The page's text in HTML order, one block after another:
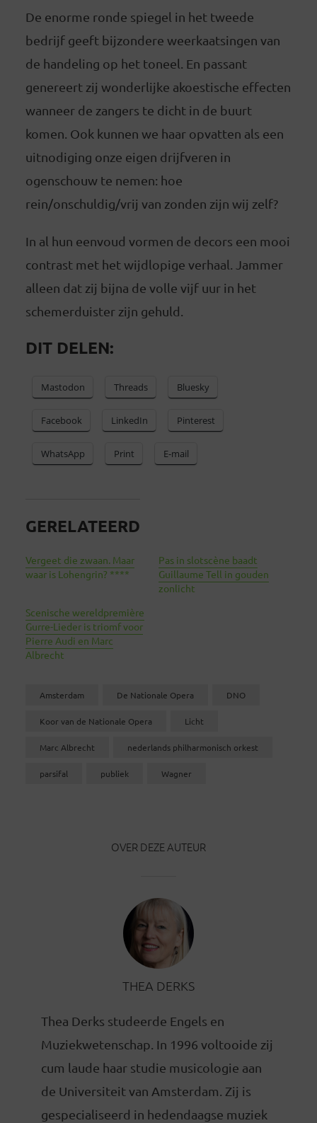
De enorme ronde spiegel in het tweede
bedrijf geeft bijzondere weerkaatsingen van
de handeling op het toneel. En passant
genereert zij wonderlijke akoestische effecten
wanneer de zangers te dicht in de buurt
komen. Ook kunnen we haar opvatten als een
uitnodiging onze eigen drijfveren in
ogenschouw te nemen: hoe
rein/onschuldig/vrij van zonden zijn wij zelf?
In al hun eenvoud vormen de decors een mooi
contrast met het wijdlopige verhaal. Jammer
alleen dat zij bijna de volle vijf uur in het
schemerduister zijn gehuld.
DIT DELEN:
Mastodon Threads Bluesky
Facebook LinkedIn Pinterest
WhatsApp Print E-mail
GERELATEERD
Vergeet die zwaan. Maar
waar is Lohengrin? ****
Pas in slotscène baadt
Guillaume Tell in gouden
zonlicht
Scenische wereldpremière
Gurre-Lieder is triomf voor
Pierre Audi en Marc
Albrecht
Amsterdam De Nationale Opera DNO
Koor van de Nationale Opera Licht
Marc Albrecht nederlands philharmonisch orkest
parsifal publiek Wagner
OVER DEZE AUTEUR
THEA DERKS
Thea Derks studeerde Engels en
Muziekwetenschap. In 1996 voltooide zij
cum laude haar studie musicologie aan
de Universiteit van Amsterdam. Zij is
gespecialiseerd in hedendaagse muziek